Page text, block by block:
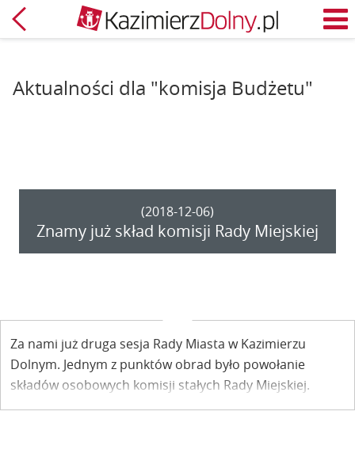
Powrót
Aktualności dla "komisja Budżetu"
(2018-12-06)
Znamy już skład komisji Rady Miejskiej
Za nami już druga sesja Rady Miasta w Kazimierzu
Dolnym. Jednym z punktów obrad było powołanie
składów osobowych komisji stałych Rady Miejskiej.
Komu powierzono przewodnictwo?